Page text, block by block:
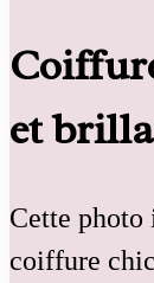
et
Cette
coiffure